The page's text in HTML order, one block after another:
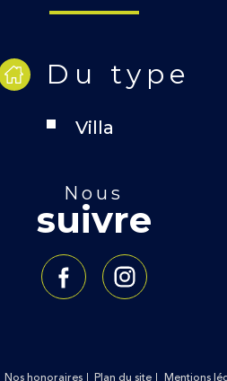
Du type
Villa
nous
suivre